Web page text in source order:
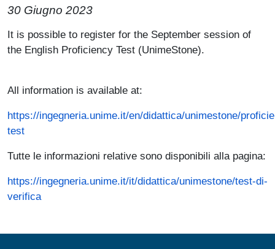
30 Giugno 2023
It is possible to register for the September session of
the English Proficiency Test (UnimeStone).
All information is available at:
https://ingegneria.unime.it/en/didattica/unimestone/
test
Tutte le informazioni relative sono disponibili alla pagina:
https://ingegneria.unime.it/it/didattica/unimestone/test-di-
verifica